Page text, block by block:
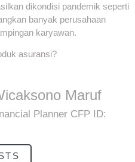
dikondisi pandemik seperti
banyak perusahaan
karyawan.
asuransi?
Maruf
Planner CFP ID: